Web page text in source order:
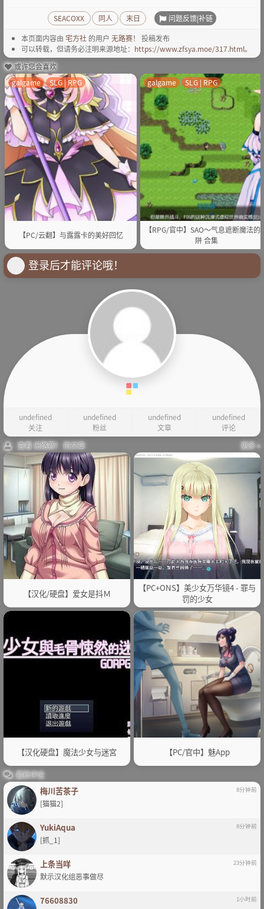
SEACOXX 同人 末日 问题反馈|补链
本页面内容由 宅方社 的用户 无路赛！
投稿发布
可以转载，但请务必注明来源地址： https://www.zfsya.moe/317.html。
或许您会喜欢
【PC/云翻】与露露卡的美好回忆
galgame SLG | RPG
【RPG/官中】SAO～气息遮断魔法的
阱 合集
galgame SLG | RPG
登录后才能评论哦！
undefined
关注
undefined
粉丝
undefined
文章
undefined
评论
查看 无路赛！ 的文章
更多 »
【汉化/硬盘】爱女是抖Ｍ
【PC+ONS】美少女万华镜4 - 罪与
罚的少女
【汉化硬盘】魔法少女与迷宮 【PC/官中】魅App
最新评论
梅川苦茶子 8分钟前
[猫猫2]
YukiAqua 8分钟前
[抓_1]
上条当咩 23分钟前
默示汉化组恶事做尽
76608830 1小时前